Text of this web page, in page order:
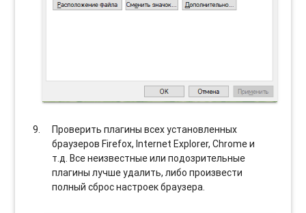
Проверить плагины всех установленных
браузеров Firefox, Internet Explorer, Chrome и
т.д. Все неизвестные или подозрительные
плагины лучше удалить, либо произвести
полный сброс настроек браузера.